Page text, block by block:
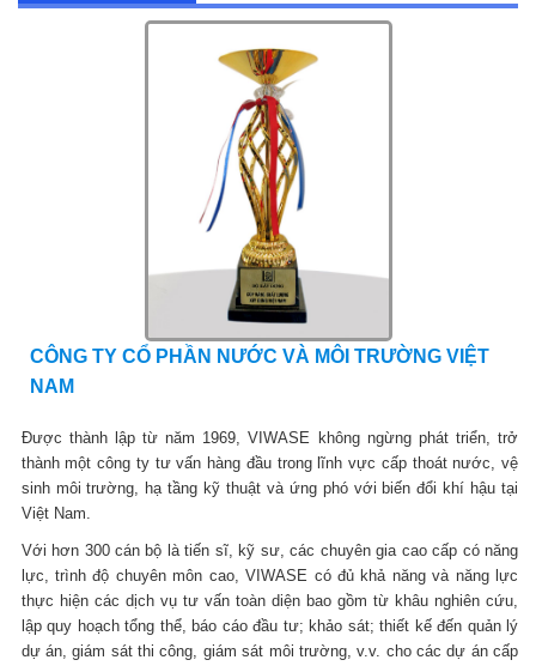
CÔNG TY CỔ PHẦN NƯỚC VÀ MÔI TRƯỜNG VIỆT
NAM
Được thành lập từ năm 1969, VIWASE không ngừng phát triển, trở
thành một công ty tư vấn hàng đầu trong lĩnh vực cấp thoát nước, vệ
sinh môi trường, hạ tầng kỹ thuật và ứng phó với biến đổi khí hậu tại
Việt Nam.
Với hơn 300 cán bộ là tiến sĩ, kỹ sư, các chuyên gia cao cấp có năng
lực, trình độ chuyên môn cao, VIWASE có đủ khả năng và năng lực
thực hiện các dịch vụ tư vấn toàn diện bao gồm từ khâu nghiên cứu,
lập quy hoạch tổng thể, báo cáo đầu tư; khảo sát; thiết kế đến quản lý
dự án, giám sát thi công, giám sát môi trường, v.v. cho các dự án cấp